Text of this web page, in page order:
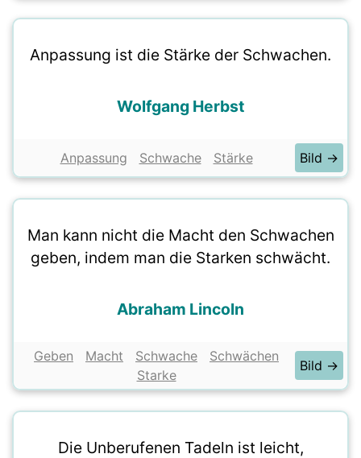
Anpassung ist die Stärke der Schwachen.
Wolfgang Herbst
Anpassung Schwache Stärke Bild →
Man kann nicht die Macht den Schwachen
geben, indem man die Starken schwächt.
Abraham Lincoln
Geben Macht Schwache
Schwächen
Starke
Bild →
Die Unberufenen Tadeln ist leicht,